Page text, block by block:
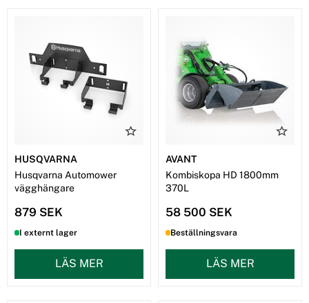
HUSQVARNA
Husqvarna Automower
vägghängare
879 SEK
I externt lager
LÄS MER
AVANT
Kombiskopa HD 1800mm
370L
58 500 SEK
Beställningsvara
LÄS MER